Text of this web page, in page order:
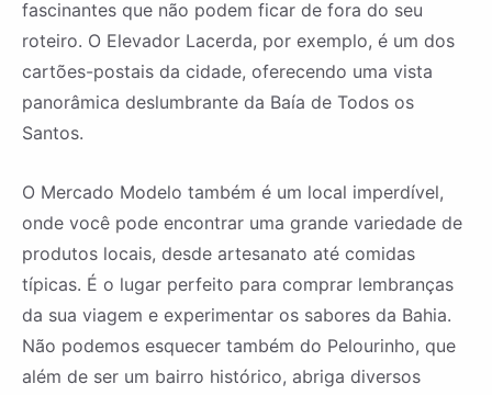
fascinantes que não podem ficar de fora do seu
roteiro. O Elevador Lacerda, por exemplo, é um dos
cartões-postais da cidade, oferecendo uma vista
panorâmica deslumbrante da Baía de Todos os
Santos.
O Mercado Modelo também é um local imperdível,
onde você pode encontrar uma grande variedade de
produtos locais, desde artesanato até comidas
típicas. É o lugar perfeito para comprar lembranças
da sua viagem e experimentar os sabores da Bahia.
Não podemos esquecer também do Pelourinho, que
além de ser um bairro histórico, abriga diversos